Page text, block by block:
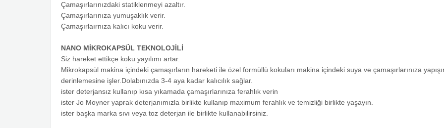
Çamaşırlarınızdaki statiklenmeyi azaltır.
Çamaşırlarınıza yumuşaklık verir.
Çamaşırlaırnıza kalıcı koku verir.
NANO MİKROKAPSÜL TEKNOLOJİLİ
Siz hareket ettikçe koku yayılımı artar.
Mikrokapsül makina içindeki çamaşırların hareketi ile özel formüllü kokuları makina içindeki suya ve çamaşırlarınıza
derinlemesine işler.Dolabınızda 3-4 aya kadar kalıcılık sağlar.
ister deterjansız kullanıp kısa yıkamada çamaşırlarınıza ferahlık verin
ister Jo Moyner yaprak deterjanımızla birlikte kullanıp maximum ferahlık ve temizliği birlikte yaşayın.
ister başka marka sıvı veya toz deterjan ile birlikte kullanabilirsiniz.